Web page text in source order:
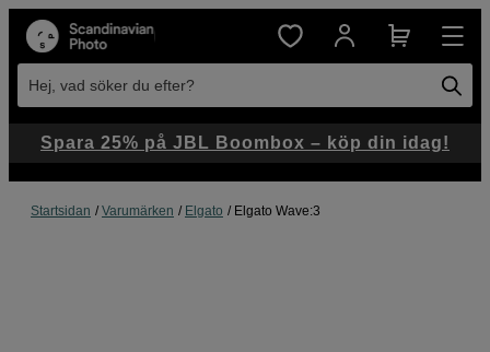
Hej, vad söker du efter?
Startsidan Varumärken Elgato Elgato Wave:3
Spara 25% på JBL Boombox – köp din idag!